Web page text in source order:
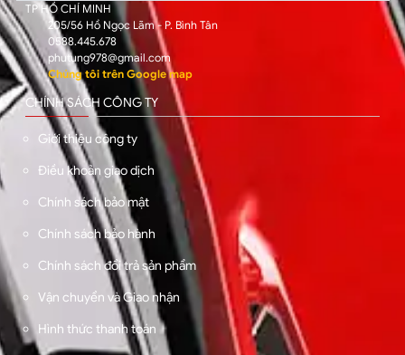
TP HỒ CHÍ MINH
205/56 Hồ Ngọc Lãm - P. Bình Tân
0588.445.678
phutung978@gmail.com
Chúng tôi trên Google map
CHÍNH SÁCH CÔNG TY
Giới thiệu công ty
Điều khoản giao dịch
Chính sách bảo mật
Chính sách bảo hành
Chính sách đổi trả sản phẩm
Vận chuyển và Giao nhận
Hình thức thanh toán